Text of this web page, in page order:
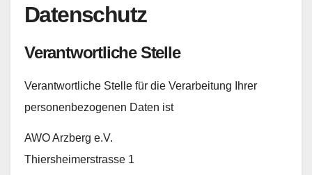
Datenschutz
Verantwortliche Stelle
Verantwortliche Stelle für die Verarbeitung Ihrer
personenbezogenen Daten ist
AWO Arzberg e.V.
Thiersheimerstrasse 1